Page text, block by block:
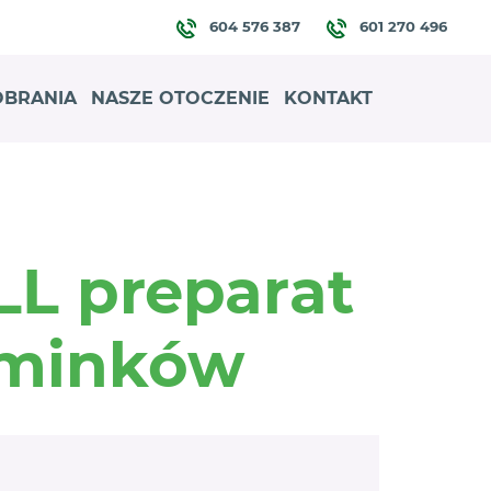
604 576 387 601 270 496
NASZE OTOCZENIE KONTAKT
preparat